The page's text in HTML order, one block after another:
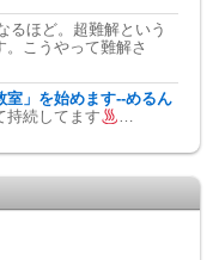
るほど。超難解という
こうやって難解さ
室」を始めます--めるん
持続してます …